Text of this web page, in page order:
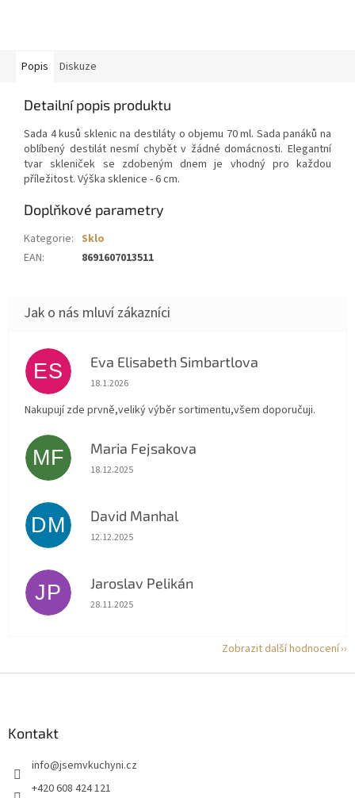
Popis Diskuze
Detailní popis produktu
Sada 4 kusů sklenic na destiláty o objemu 70 ml. Sada panáků na
oblíbený destilát nesmí chybět v žádné domácnosti. Elegantní
tvar skleniček se zdobeným dnem je vhodný pro každou
příležitost. Výška sklenice - 6 cm.
Doplňkové parametry
Kategorie: Sklo
EAN: 8691607013511
ES Eva Elisabeth Simbartlova
Hodnocení obchodu je 5 z 5 hvězdiček.
18.1.2026
Nakupují zde prvně,veliký výběr sortimentu,všem doporučuji.
MF Maria Fejsakova
Hodnocení obchodu je 5 z 5 hvězdiček.
18.12.2025
DM David Manhal
Hodnocení obchodu je 5 z 5 hvězdiček.
12.12.2025
JP Jaroslav Pelikán
Hodnocení obchodu je 5 z 5 hvězdiček.
28.11.2025
Zobrazit další hodnocení
Kontakt
info@jsemvkuchyni.cz
+420 608 424 121